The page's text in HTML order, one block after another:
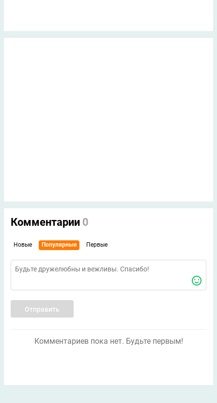
Комментарии 0
Новые Популярные Первые
Отправить
Комментариев пока нет. Будьте первым!